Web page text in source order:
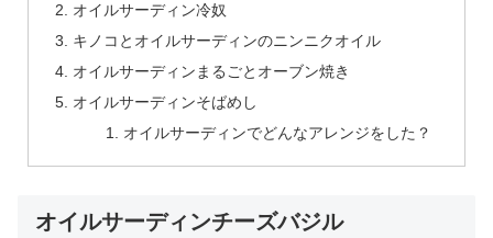
オイルサーディン冷奴
キノコとオイルサーディンのニンニクオイル
オイルサーディンまるごとオーブン焼き
オイルサーディンそばめし
オイルサーディンでどんなアレンジをした？
オイルサーディンチーズバジル